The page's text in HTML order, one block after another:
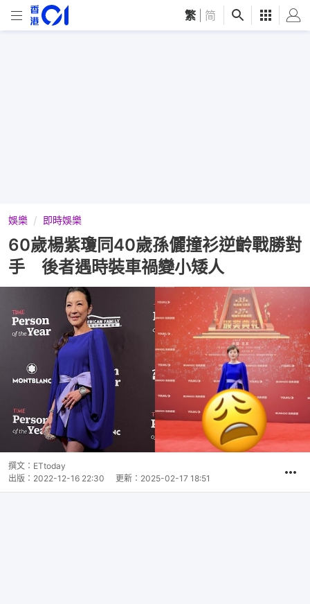
繁 简
娛樂 即時娛樂
60歲楊紫瓊同40歲孫儷撞衫逆齡戰勝對
手 後者遇時裝車禍變小矮人
撰文： ETtoday
出版： 2022-12-16 22:30 更新： 2025-02-17 18:51